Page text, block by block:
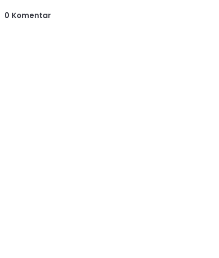
0 Komentar